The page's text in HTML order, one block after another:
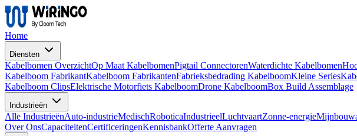
Home
Diensten
Kabelbomen OverzichtOp Maat KabelbomenPigtail ConnectorenWaterdichte Kabelbomen
Kabelboom FabrikantKabelboom FabrikantenFabrieksbedrading KabelboomKleine Series
Kabelboom ClipsElektrische Motorfiets KabelboomDrone KabelboomBox Build Assemblage
Industrieën
Alle IndustrieënAuto-industrieMedischRoboticaIndustrieelLuchtvaartZonne-energie
Over OnsCapaciteitenCertificeringenKennisbankOfferte Aanvragen